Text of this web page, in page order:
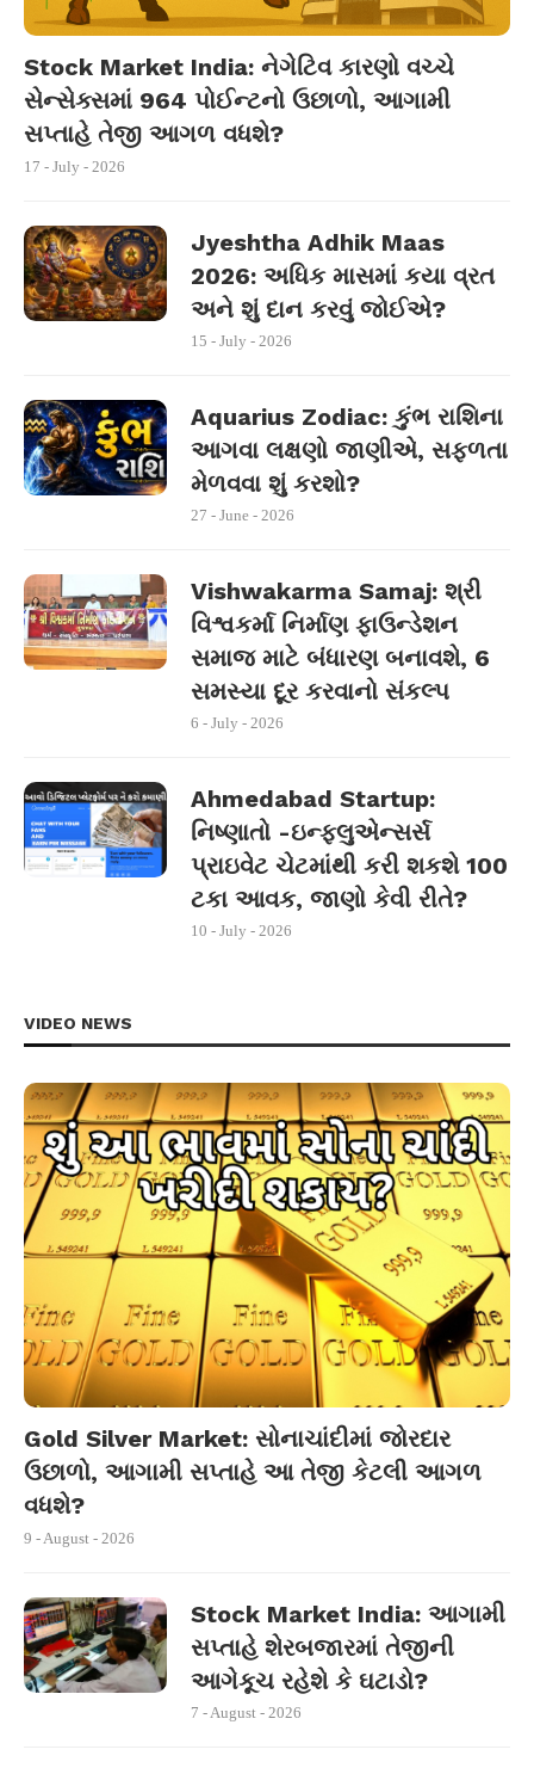
Stock Market India: નેગેટિવ કારણો વચ્ચે
સેન્સેક્સમાં 964 પોઈન્ટનો ઉછાળો, આગામી
સપ્તાહે તેજી આગળ વધશે?
17 - July - 2026
Jyeshtha Adhik Maas
2026: અધિક માસમાં કયા વ્રત
અને શું દાન કરવું જોઈએ?
15 - July - 2026
Aquarius Zodiac: કુંભ રાશિના
આગવા લક્ષણો જાણીએ, સફળતા
મેળવવા શું કરશો?
27 - June - 2026
Vishwakarma Samaj: શ્રી
વિશ્વકર્મા નિર્માણ ફાઉન્ડેશન
સમાજ માટે બંધારણ બનાવશે, 6
સમસ્યા દૂર કરવાનો સંકલ્પ
6 - July - 2026
Ahmedabad Startup:
નિષ્ણાતો -ઇન્ફ્લુએન્સર્સ
પ્રાઇવેટ ચેટમાંથી કરી શકશે 100
ટકા આવક, જાણો કેવી રીતે?
10 - July - 2026
VIDEO NEWS
Gold Silver Market: સોનાચાંદીમાં જોરદાર
ઉછાળો, આગામી સપ્તાહે આ તેજી કેટલી આગળ
વધશે?
9 - August - 2026
Stock Market India: આગામી
સપ્તાહે શેરબજારમાં તેજીની
આગેકૂચ રહેશે કે ઘટાડો?
7 - August - 2026